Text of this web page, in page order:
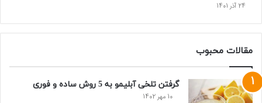
24 آذر 1401
مقالات محبوب
گرفتن تلخی آبلیمو به 5 روش ساده و فوری
10 مهر 1402